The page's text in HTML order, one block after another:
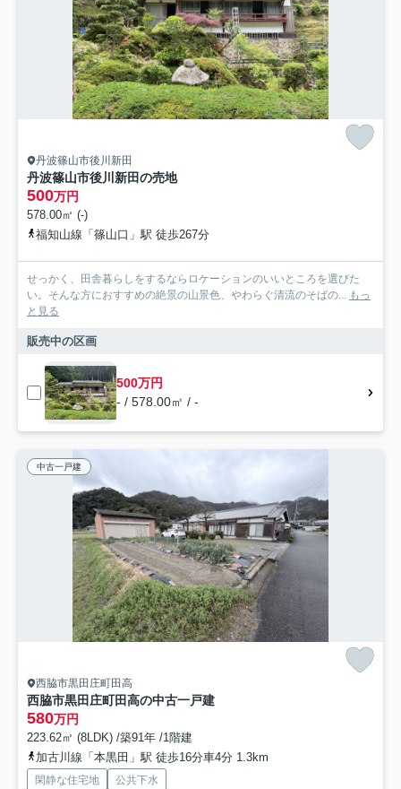
丹波篠山市後川新田
丹波篠山市後川新田の売地
500万円
578.00㎡ (-)
福知山線「篠山口」駅 徒歩267分
せっかく、田舎暮らしをするならロケーションのいいところを選びた
い。そんな方におすすめの絶景の山景色、やわらぐ清流のそばの... もっ
と見る
販売中の区画
500万円
- / 578.00㎡ / -
中古一戸建
西脇市黒田庄町田高
西脇市黒田庄町田高の中古一戸建
580万円
223.62㎡ (8LDK) /築91年 /1階建
加古川線「本黒田」駅 徒歩16分車4分 1.3km
閑静な住宅地 公共下水